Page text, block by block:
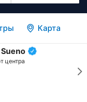
Карта
центра